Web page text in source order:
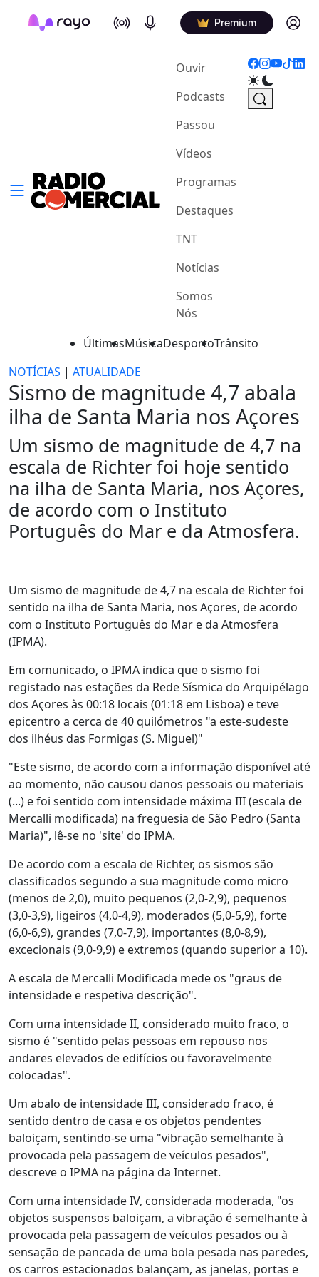
On Air Podcasts Premium Log in
Ouvir(current)
Podcasts
Passou
Vídeos
Programas
Destaques
TNT
Notícias
Somos
Nós
ÚltimasMúsicaDesportoTrânsito
NOTÍCIAS | ATUALIDADE
Sismo de magnitude 4,7 abala
ilha de Santa Maria nos Açores
Um sismo de magnitude de 4,7 na
escala de Richter foi hoje sentido
na ilha de Santa Maria, nos Açores,
de acordo com o Instituto
Português do Mar e da Atmosfera.
Um sismo de magnitude de 4,7 na escala de Richter foi
sentido na ilha de Santa Maria, nos Açores, de acordo
com o Instituto Português do Mar e da Atmosfera
(IPMA).
Em comunicado, o IPMA indica que o sismo foi
registado nas estações da Rede Sísmica do Arquipélago
dos Açores às 00:18 locais (01:18 em Lisboa) e teve
epicentro a cerca de 40 quilómetros "a este-sudeste
dos ilhéus das Formigas (S. Miguel)"
"Este sismo, de acordo com a informação disponível até
ao momento, não causou danos pessoais ou materiais
(...) e foi sentido com intensidade máxima III (escala de
Mercalli modificada) na freguesia de São Pedro (Santa
Maria)", lê-se no 'site' do IPMA.
De acordo com a escala de Richter, os sismos são
classificados segundo a sua magnitude como micro
(menos de 2,0), muito pequenos (2,0-2,9), pequenos
(3,0-3,9), ligeiros (4,0-4,9), moderados (5,0-5,9), forte
(6,0-6,9), grandes (7,0-7,9), importantes (8,0-8,9),
excecionais (9,0-9,9) e extremos (quando superior a 10).
A escala de Mercalli Modificada mede os "graus de
intensidade e respetiva descrição".
Com uma intensidade II, considerado muito fraco, o
sismo é "sentido pelas pessoas em repouso nos
andares elevados de edifícios ou favoravelmente
colocadas".
Um abalo de intensidade III, considerado fraco, é
sentido dentro de casa e os objetos pendentes
baloiçam, sentindo-se uma "vibração semelhante à
provocada pela passagem de veículos pesados",
descreve o IPMA na página da Internet.
Com uma intensidade IV, considerada moderada, "os
objetos suspensos baloiçam, a vibração é semelhante à
provocada pela passagem de veículos pesados ou à
sensação de pancada de uma bola pesada nas paredes,
os carros estacionados balançam, as janelas, portas e